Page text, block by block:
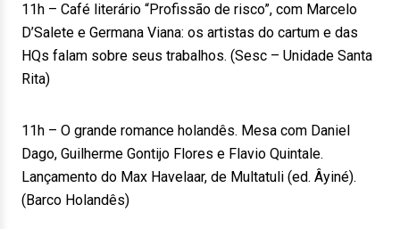
11h – Café literário “Profissão de risco”, com Marcelo
D’Salete e Germana Viana: os artistas do cartum e das
HQs falam sobre seus trabalhos. (Sesc – Unidade Santa
Rita)
11h – O grande romance holandês. Mesa com Daniel
Dago, Guilherme Gontijo Flores e Flavio Quintale.
Lançamento do Max Havelaar, de Multatuli (ed. Âyiné).
(Barco Holandês)